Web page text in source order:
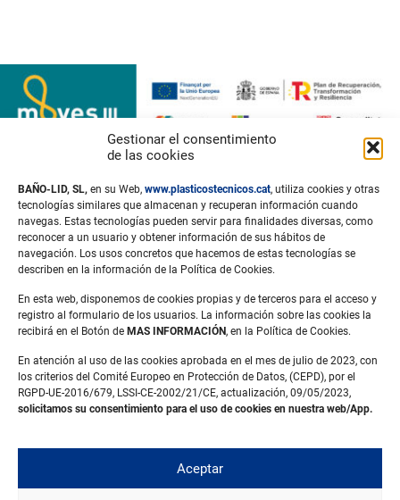
Gestionar el consentimiento
de las cookies
BAÑO-LID, SL, en su Web, www.plasticostecnicos.cat, utiliza cookies y otras
tecnologías similares que almacenan y recuperan información cuando
navegas. Estas tecnologías pueden servir para finalidades diversas, como
reconocer a un usuario y obtener información de sus hábitos de
navegación. Los usos concretos que hacemos de estas tecnologías se
describen en la información de la Política de Cookies.
En esta web, disponemos de cookies propias y de terceros para el acceso y
registro al formulario de los usuarios. La información sobre las cookies la
recibirá en el Botón de MAS INFORMACIÓN, en la Política de Cookies.
En atención al uso de las cookies aprobada en el mes de julio de 2023, con
los criterios del Comité Europeo en Protección de Datos, (CEPD), por el
RGPD-UE-2016/679, LSSI-CE-2002/21/CE, actualización, 09/05/2023,
solicitamos su consentimiento para el uso de cookies en nuestra web/App.
Aceptar
Aviso legal
Política de privacidad
Política de cookies
Pol. Ind. Pla de la Bruguera
08211 Castellar del Vallès (Barcelona)